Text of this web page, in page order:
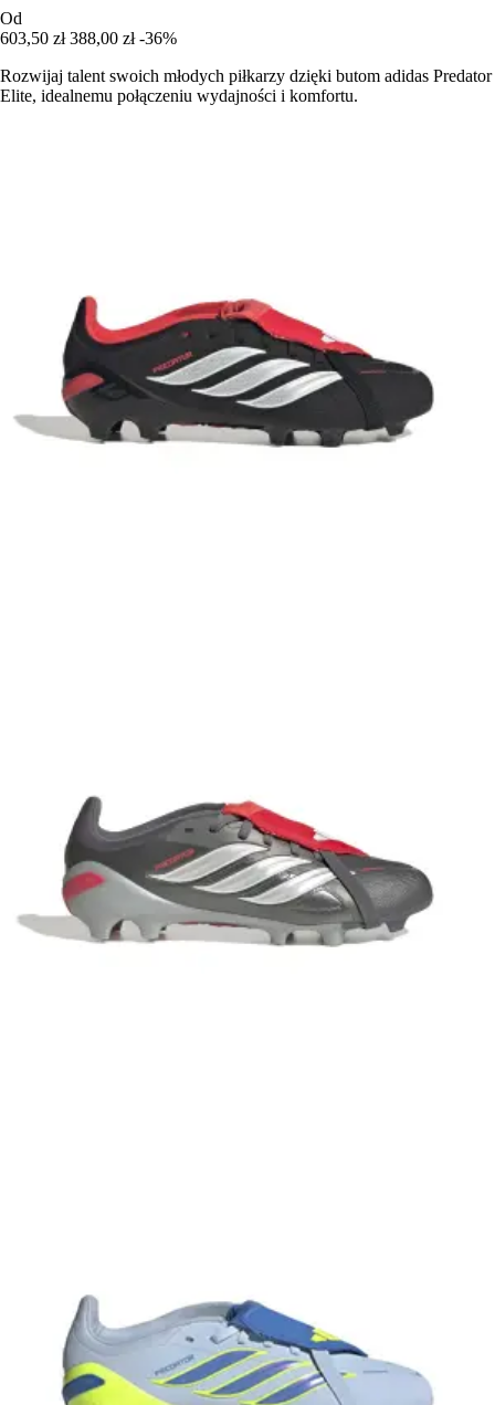
Od
603,50 zł 388,00 zł -36%
Rozwijaj talent swoich młodych piłkarzy dzięki butom adidas Predator
Elite, idealnemu połączeniu wydajności i komfortu.